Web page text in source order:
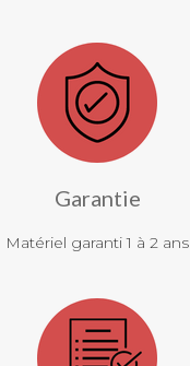
Garantie
Matériel garanti 1 à 2 ans